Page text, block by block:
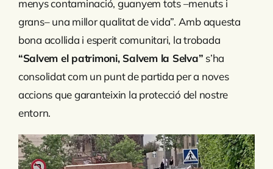
menys contaminació, guanyem tots –menuts i
grans– una millor qualitat de vida”. Amb aquesta
bona acollida i esperit comunitari, la trobada
“Salvem el patrimoni, Salvem la Selva” s’ha
consolidat com un punt de partida per a noves
accions que garanteixin la protecció del nostre
entorn.